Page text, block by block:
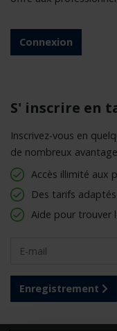
Connexion
S' inscrire en
Inscrivez-vous en
de nombreux
Accès illimité aux
Des tarifs
Aide pour trouver
Enregistrement